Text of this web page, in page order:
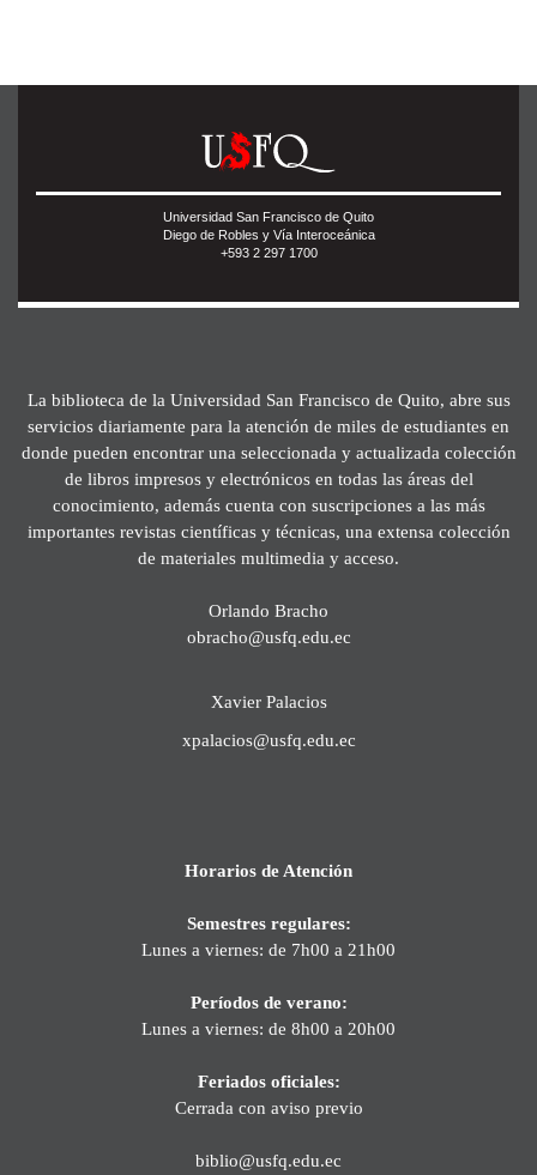
Universidad San Francisco de Quito
Diego de Robles y Vía Interoceánica
+593 2 297 1700
La biblioteca de la Universidad San Francisco de Quito, abre sus
servicios diariamente para la atención de miles de estudiantes en
donde pueden encontrar una seleccionada y actualizada colección
de libros impresos y electrónicos en todas las áreas del
conocimiento, además cuenta con suscripciones a las más
importantes revistas científicas y técnicas, una extensa colección
de materiales multimedia y acceso.
Orlando Bracho
obracho@usfq.edu.ec
Xavier Palacios
xpalacios@usfq.edu.ec
Horarios de Atención
Semestres regulares:
Lunes a viernes: de 7h00 a 21h00
Períodos de verano:
Lunes a viernes: de 8h00 a 20h00
Feriados oficiales:
Cerrada con aviso previo
biblio@usfq.edu.ec